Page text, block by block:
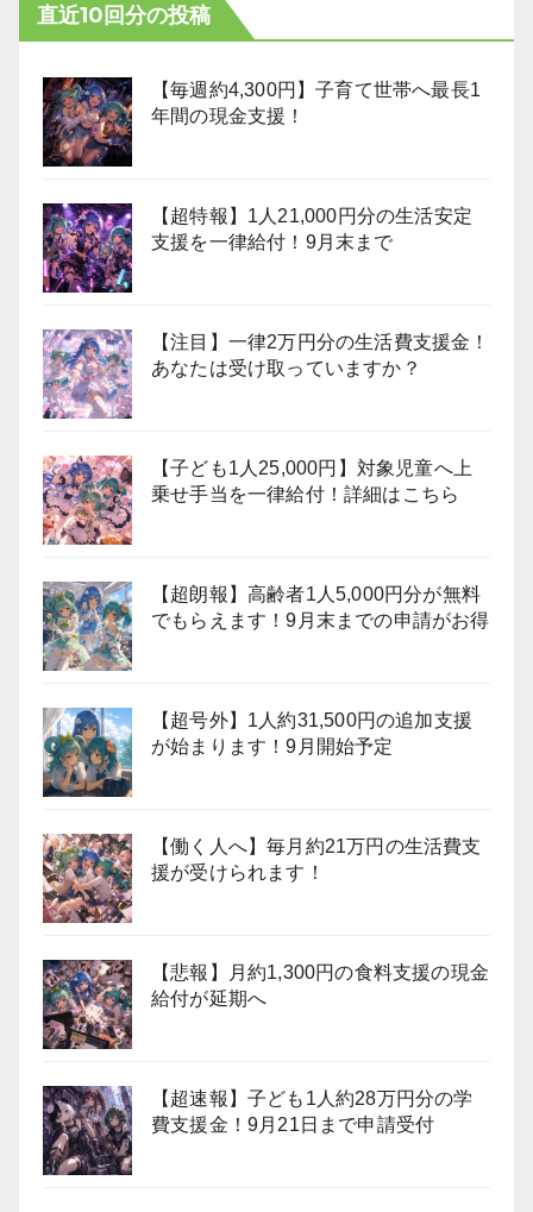
直近10回分の投稿
【毎週約4,300円】子育て世帯へ最長1
年間の現金支援！
【超特報】1人21,000円分の生活安定
支援を一律給付！9月末まで
【注目】一律2万円分の生活費支援金！
あなたは受け取っていますか？
【子ども1人25,000円】対象児童へ上
乗せ手当を一律給付！詳細はこちら
【超朗報】高齢者1人5,000円分が無料
でもらえます！9月末までの申請がお得
【超号外】1人約31,500円の追加支援
が始まります！9月開始予定
【働く人へ】毎月約21万円の生活費支
援が受けられます！
【悲報】月約1,300円の食料支援の現金
給付が延期へ
【超速報】子ども1人約28万円分の学
費支援金！9月21日まで申請受付